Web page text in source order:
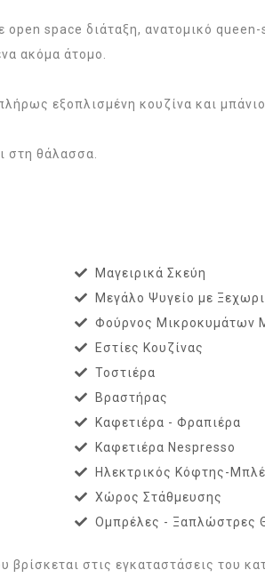
space διάταξη, ανατομικό queen-
ακόμα άτομο.
εξοπλισμένη κουζίνα και μπάνιο
στη θάλασσα.
Μαγειρικά Σκεύη
Μεγάλο Ψυγείο με
Φούρνος Μικροκυμάτων
Εστίες Κουζίνας
Τοστιέρα
Βραστήρας
Καφετιέρα - Φραπιέρα
Καφετιέρα Nespresso
Ηλεκτρικός Κόφτης-
Χώρος Στάθμευσης
Ομπρέλες - Ξαπλώστρες
στις εγκαταστάσεις του